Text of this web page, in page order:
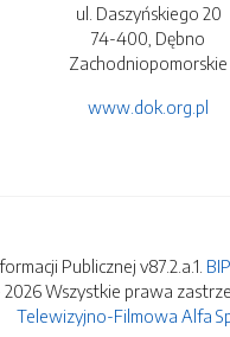
ul. Daszyńskiego 20
74-400, Dębno
Zachodniopomorskie
www.dok.org.pl
Publicznej v87.2.a.1.
Wszystkie prawa
Telewizyjno-Filmowa Alfa